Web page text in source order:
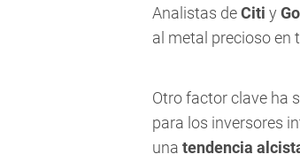
Analistas deCiti y
al metal precioso en
Otro factor clave ha
para los inversores
una tendencia